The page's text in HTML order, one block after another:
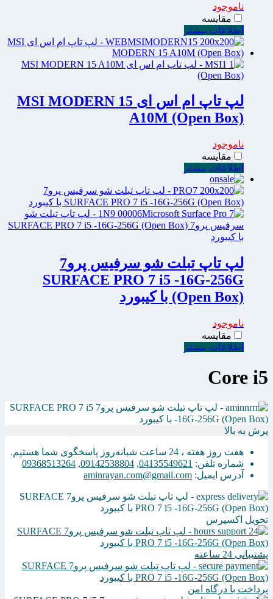
ناموجود
مقایسه
اطلاعات بیشتر
لپ تاپ ام اس ای MSI MODERN 15
A10M (Open Box)
ناموجود
مقایسه
اطلاعات بیشتر
لپ تاپ تبلت شو سرفیس پرو7
SURFACE PRO 7 i5 -16G-256G
(Open Box) با کیبورد
ناموجود
مقایسه
اطلاعات بیشتر
Core i5
پرش به بالا
هفت روز هفته ، 24 ساعت شبانه‌روز پاسخگوی شما هستیم.
شماره تلفن: 04135549621
,
09142538804
,
09368513264
آدرس ایمیل: aminrayan.com@gmail.com
تحویل اکسپرس
پشتیبانی 24 ساعته
پرداخت با درگاه امن